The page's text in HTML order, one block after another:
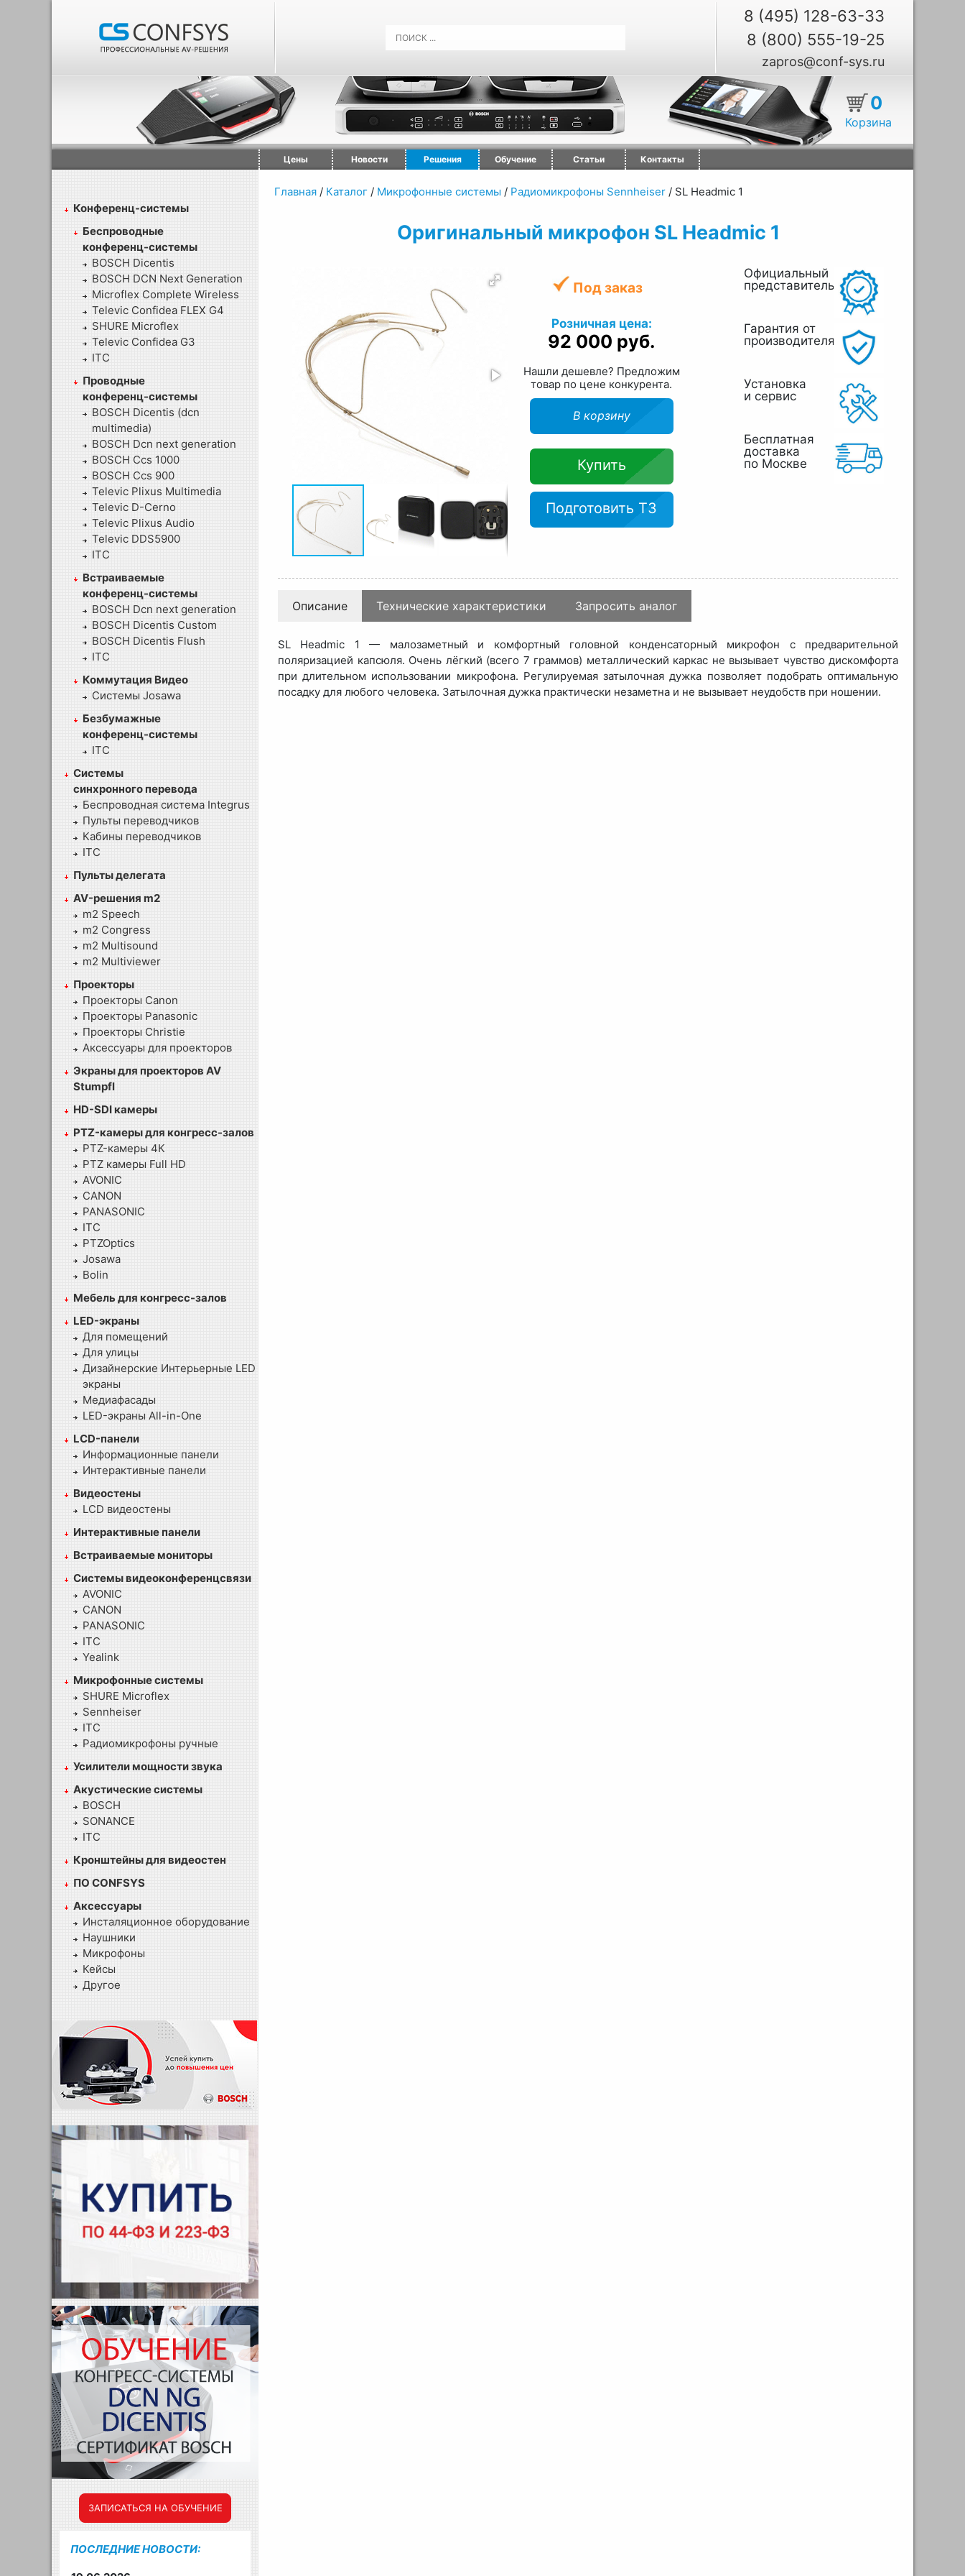
8 (495) 128-63-33
8 (800) 555-19-25
zapros@conf-sys.ru
0
Корзина
Цены Новости Решения Обучение Статьи Контакты
Конференц-системы
Беспроводные
конференц-системы
BOSCH Dicentis
BOSCH DCN Next Generation
Microflex Complete Wireless
Televic Confidea FLEX G4
SHURE Microflex
Televic Confidea G3
ITC
Проводные
конференц-системы
BOSCH Dicentis (dcn
multimedia)
BOSCH Dcn next generation
BOSCH Ccs 1000
BOSCH Ccs 900
Televic Plixus Multimedia
Televic D-Cerno
Televic Plixus Audio
Televic DDS5900
ITC
Встраиваемые
конференц-системы
BOSCH Dcn next generation
BOSCH Dicentis Custom
BOSCH Dicentis Flush
ITC
Коммутация Видео
Системы Josawa
Безбумажные
конференц-системы
ITC
Системы
синхронного перевода
Беспроводная система Integrus
Пульты переводчиков
Кабины переводчиков
ITC
Пульты делегата
AV-решения m2
m2 Speech
m2 Congress
m2 Multisound
m2 Multiviewer
Проекторы
Проекторы Canon
Проекторы Panasonic
Проекторы Christie
Аксессуары для проекторов
Экраны для проекторов AV
Stumpfl
HD-SDI камеры
PTZ-камеры для конгресс-залов
PTZ-камеры 4К
PTZ камеры Full HD
AVONIC
CANON
PANASONIC
ITC
PTZOptics
Josawa
Bolin
Мебель для конгресс-залов
LED-экраны
Для помещений
Для улицы
Дизайнерские Интерьерные LED
экраны
Медиафасады
LED-экраны All-in-One
LCD-панели
Информационные панели
Интерактивные панели
Видеостены
LCD видеостены
Интерактивные панели
Встраиваемые мониторы
Системы видеоконференцсвязи
AVONIC
CANON
PANASONIC
ITC
Yealink
Микрофонные системы
SHURE Microflex
Sennheiser
ITC
Радиомикрофоны ручные
Усилители мощности звука
Акустические системы
BOSCH
SONANCE
ITC
Кронштейны для видеостен
ПО CONFSYS
Аксессуары
Инсталяционное оборудование
Наушники
Микрофоны
Кейсы
Другое
ЗАПИСАТЬСЯ НА ОБУЧЕНИЕ
ПОСЛЕДНИЕ НОВОСТИ:
Главная / Каталог / Микрофонные системы / Радиомикрофоны Sennheiser / SL Headmic 1
Оригинальный микрофон SL Headmic 1
Под заказ
Розничная цена:
92 000 руб.
Нашли дешевле? Предложим
товар по цене конкурента.
В корзину
Купить
Подготовить ТЗ
Официальный
представитель
Гарантия от
производителя
Установка
и сервис
Бесплатная
доставка
по Москве
Описание Технические характеристики Запросить аналог
SL Headmic 1 — малозаметный и комфортный головной конденсаторный микрофон с предварительной
поляризацией капсюля. Очень лёгкий (всего 7 граммов) металлический каркас не вызывает чувство дискомфорта
при длительном использовании микрофона. Регулируемая затылочная дужка позволяет подобрать оптимальную
посадку для любого человека. Затылочная дужка практически незаметна и не вызывает неудобств при ношении.